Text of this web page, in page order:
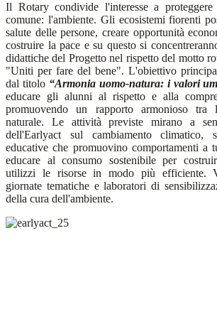
Il Rotary condivide l'interesse a
comune: l'ambiente. Gli ecosistemi fiorenti
salute delle persone, creare opportunità
costruire la pace e su questo si
didattiche del Progetto nel rispetto del motto
"Uniti per fare del bene". L'obiettivo
dal titolo “Armonia uomo-natura: i valori
educare gli alunni al rispetto e alla
promuovendo un rapporto armonioso tra
naturale. Le attività previste mirano a
dell'Earlyact sul cambiamento climatico,
educative che promuovino comportamenti a
educare al consumo sostenibile per
utilizzi le risorse in modo più efficiente.
giornate tematiche e laboratori di
della cura dell'ambiente.